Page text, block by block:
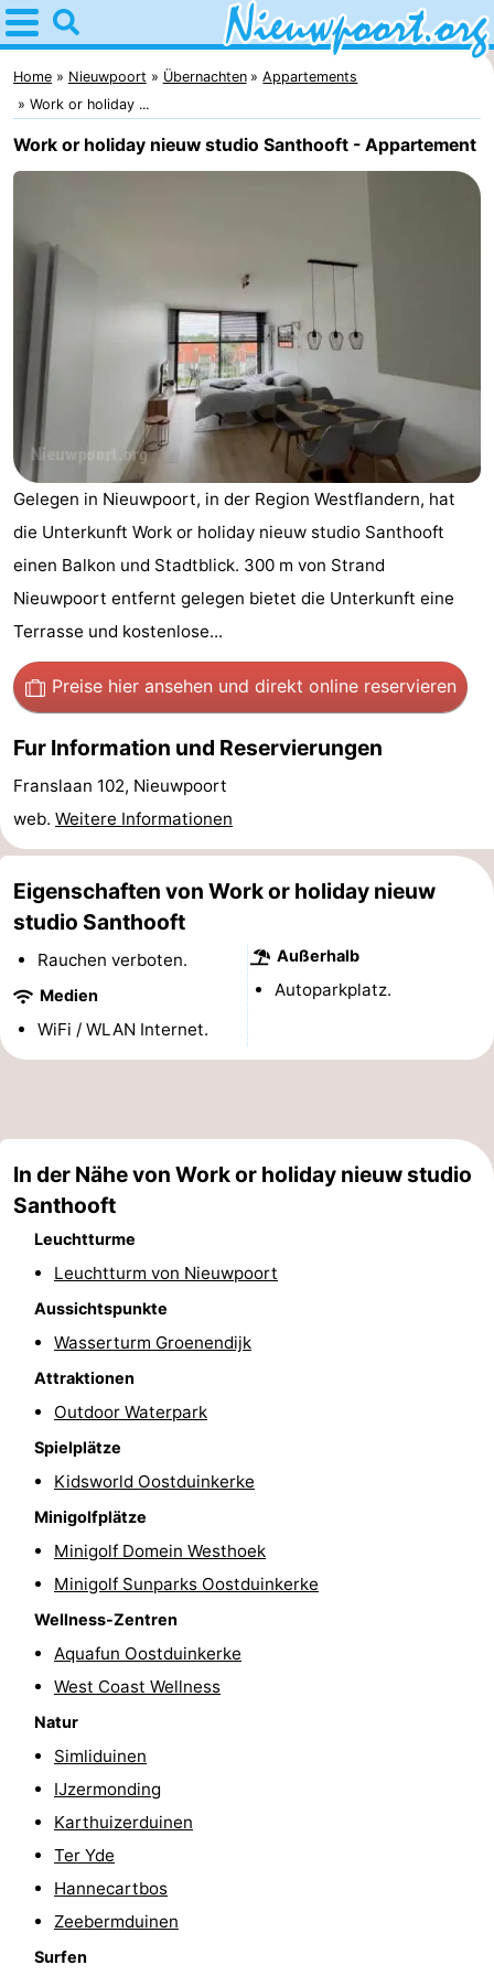
Home
Nieuwpoort
Tipps
Für
Appartements
Holiday
Suites
Nieuwpoort
Holiday
Suites
Westende
Campingplätze
Ferienhäuser
-
Nieuwpoort
-
Oostduinkerke
aan
zee
-
Westende
Hotels
Zimmer
Frühstück)
Strand
&
tun
-
Museen
-
Denkmäler
Aussichtspunkte
Attraktionen
Bauernhöfe
-
Spielplätze
-
Indoor-
Spielplätze
Minigolfplätze
Wellness-
Städte
Natur
Sport
Schwimmbader
Radfahren
Wandern
Reiten
Golfplatze
Surfen
Essen
und
trinken
Veranstaltungen
Praktisch
Forum
Home Nieuwpoort Übernachten
Appartements
Work or holiday ...
Work or holiday nieuw studio Santhooft - Appartement
Gelegen in Nieuwpoort, in der Region Westflandern, hat
die Unterkunft Work or holiday nieuw studio Santhooft
einen Balkon und Stadtblick. 300 m von Strand
Nieuwpoort entfernt gelegen bietet die Unterkunft eine
Terrasse und kostenlose...
Preise hier ansehen und direkt online reservieren
Fur Information und Reservierungen
Franslaan 102, Nieuwpoort
web. Weitere Informationen
Eigenschaften von Work or holiday nieuw
studio Santhooft
Rauchen verboten.
Medien
WiFi / WLAN Internet.
Außerhalb
Autoparkplatz.
In der Nähe von Work or holiday nieuw studio
Santhooft
Leuchtturme
Leuchtturm von Nieuwpoort
Aussichtspunkte
Wasserturm Groenendijk
Attraktionen
Outdoor Waterpark
Spielplätze
Kidsworld Oostduinkerke
Minigolfplätze
Minigolf Domein Westhoek
Minigolf Sunparks Oostduinkerke
Wellness-Zentren
Aquafun Oostduinkerke
West Coast Wellness
Natur
Simliduinen
IJzermonding
Karthuizerduinen
Ter Yde
Hannecartbos
Zeebermduinen
Surfen